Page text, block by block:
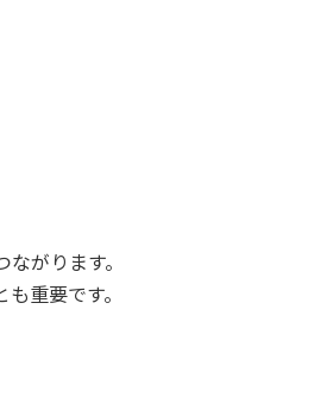
がります。
重要です。